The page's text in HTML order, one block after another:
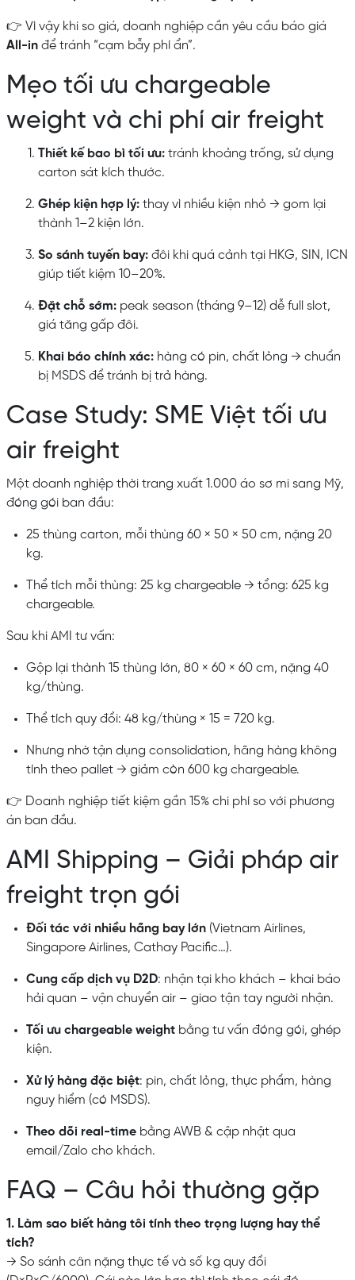
👉 Vì vậy khi so giá, doanh nghiệp cần yêu cầu báo giá
All-inđể tránh “cạm bẫy phí ẩn”.
Mẹo tối ưu chargeable
weight và chi phí air freight
Thiết kế bao bì tối ưu:tránh khoảng trống, sử dụng
carton sát kích thước.
Ghép kiện hợp lý:thay vì nhiều kiện nhỏ → gom lại
thành 1–2 kiện lớn.
So sánh tuyến bay:đôi khi quá cảnh tại HKG, SIN, ICN
giúp tiết kiệm 10–20%.
Đặt chỗ sớm:peak season (tháng 9–12) dễ full slot,
giá tăng gấp đôi.
Khai báo chính xác:hàng có pin, chất lỏng → chuẩn
bị MSDS để tránh bị trả hàng.
Case Study: SME Việt tối ưu
air freight
Một doanh nghiệp thời trang xuất 1.000 áo sơ mi sang Mỹ,
đóng gói ban đầu:
25 thùng carton, mỗi thùng 60 × 50 × 50 cm, nặng 20
kg.
Thể tích mỗi thùng: 25 kg chargeable → tổng: 625 kg
chargeable.
Sau khi AMI tư vấn:
Gộp lại thành 15 thùng lớn, 80 × 60 × 60 cm, nặng 40
kg/thùng.
Thể tích quy đổi: 48 kg/thùng × 15 = 720 kg.
Nhưng nhờ tận dụng consolidation, hãng hàng không
tính theo pallet → giảm còn 600 kg chargeable.
👉 Doanh nghiệp tiết kiệm gần 15% chi phí so với phương
án ban đầu.
AMI Shipping – Giải pháp air
freight trọn gói
Đối tác với nhiều hãng bay lớn(Vietnam Airlines,
Singapore Airlines, Cathay Pacific…).
Cung cấp dịch vụ D2D: nhận tại kho khách – khai báo
hải quan – vận chuyển air – giao tận tay người nhận.
Tối ưu chargeable weightbằng tư vấn đóng gói, ghép
kiện.
Xử lý hàng đặc biệt: pin, chất lỏng, thực phẩm, hàng
nguy hiểm (có MSDS).
Theo dõi real-timebằng AWB & cập nhật qua
email/Zalo cho khách.
FAQ – Câu hỏi thường gặp
1. Làm sao biết hàng tôi tính theo trọng lượng hay thể
tích?
→ So sánh cân nặng thực tế và số kg quy đổi